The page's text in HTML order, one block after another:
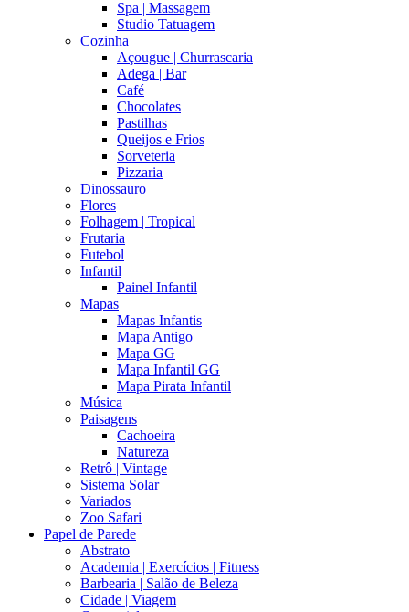
Spa | Massagem
Studio Tatuagem
Cozinha
Açougue | Churrascaria
Adega | Bar
Café
Chocolates
Pastilhas
Queijos e Frios
Sorveteria
Pizzaria
Dinossauro
Flores
Folhagem | Tropical
Frutaria
Futebol
Infantil
Painel Infantil
Mapas
Mapas Infantis
Mapa Antigo
Mapa GG
Mapa Infantil GG
Mapa Pirata Infantil
Música
Paisagens
Cachoeira
Natureza
Retrô | Vintage
Sistema Solar
Variados
Zoo Safari
Papel de Parede
Abstrato
Academia | Exercícios | Fitness
Barbearia | Salão de Beleza
Cidade | Viagem